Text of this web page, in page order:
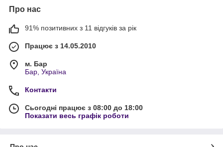
Про нас
91% позитивних з 11 відгуків за рік
Працює з 14.05.2010
м. Бар
Бар, Україна
Контакти
Сьогодні працює з 08:00 до 18:00
Показати весь графік роботи